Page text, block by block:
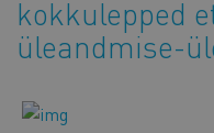
kokkulepped
üleandmise-